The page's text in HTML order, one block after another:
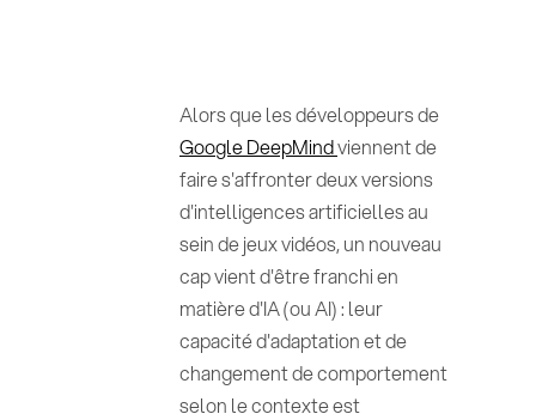
Alors que les développeurs de
Google DeepMindviennent de
faire s'affronter deux versions
d'intelligences artificielles au
sein de jeux vidéos, un nouveau
cap vient d'être franchi en
matière d'IA (ou AI) : leur
capacité d'adaptation et de
changement de comportement
selon le contexte est